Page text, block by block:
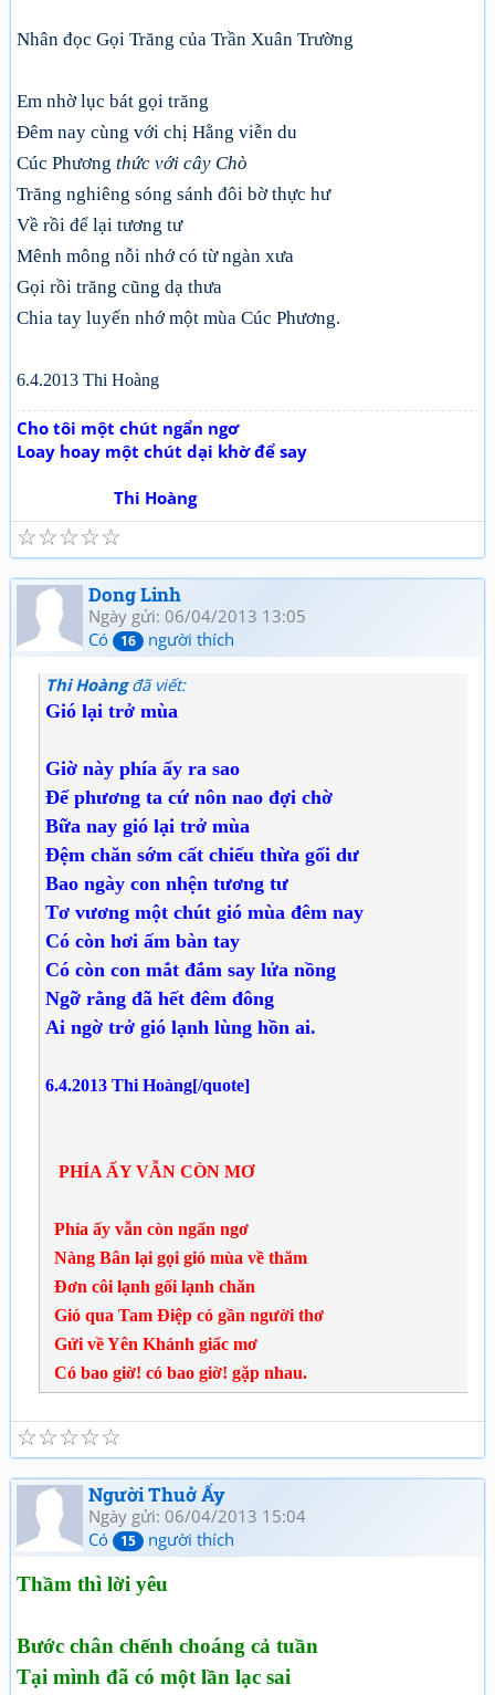
Nhân đọc Gọi Trăng của Trần Xuân Trường
Em nhờ lục bát gọi trăng
Đêm nay cùng với chị Hằng viễn du
Cúc Phương thức với cây Chò
Trăng nghiêng sóng sánh đôi bờ thực hư
Về rồi để lại tương tư
Mênh mông nỗi nhớ có từ ngàn xưa
Gọi rồi trăng cũng dạ thưa
Chia tay luyến nhớ một mùa Cúc Phương.
6.4.2013 Thi Hoàng
Cho tôi một chút ngẩn ngơ
Loay hoay một chút dại khờ để say
Thi Hoàng
☆
☆
☆
☆
☆
Dong Linh
Ngày gửi: 06/04/2013 13:05
Có
16 người thích
Thi Hoàngđã viết:
Gió lại trở mùa
Giờ này phía ấy ra sao
Để phương ta cứ nôn nao đợi chờ
Bữa nay gió lại trở mùa
Đệm chăn sớm cất chiếu thừa gối dư
Bao ngày con nhện tương tư
Tơ vương một chút gió mùa đêm nay
Có còn hơi ấm bàn tay
Có còn con mắt đắm say lửa nồng
Ngỡ rằng đã hết đêm đông
Ai ngờ trở gió lạnh lùng hồn ai.
6.4.2013 Thi Hoàng[/quote]
PHÍA ẤY VẪN CÒN MƠ
Phía ấy vẫn còn ngẩn ngơ
Nàng Bân lại gọi gió mùa về thăm
Đơn côi lạnh gối lạnh chăn
Gió qua Tam Điệp có gần người thơ
Gửi về Yên Khánh giấc mơ
Có bao giờ! có bao giờ! gặp nhau.
☆
☆
☆
☆
☆
Người Thuở Ấy
Ngày gửi: 06/04/2013 15:04
Có
15 người thích
Thầm thì lời yêu
Bước chân chếnh choáng cả tuần
Tại mình đã có một lần lạc sai